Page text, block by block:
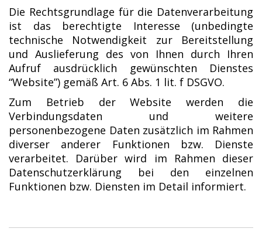
Die Rechtsgrundlage für die Datenverarbeitung
ist das berechtigte Interesse (unbedingte
technische Notwendigkeit zur Bereitstellung
und Auslieferung des von Ihnen durch Ihren
Aufruf ausdrücklich gewünschten Dienstes
“Website”) gemäß Art. 6 Abs. 1 lit. f DSGVO.
Zum Betrieb der Website werden die
Verbindungsdaten und weitere
personenbezogene Daten zusätzlich im Rahmen
diverser anderer Funktionen bzw. Dienste
verarbeitet. Darüber wird im Rahmen dieser
Datenschutzerklärung bei den einzelnen
Funktionen bzw. Diensten im Detail informiert.